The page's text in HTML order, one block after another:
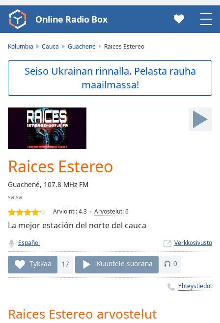
Video
Player
Skip
Current
Loaded:
0.00%
Stream
Type
LIVE
live,
currently
behind
LIVE
Remaining
Online Radio Box
Kolumbia Cauca Guachené Raices Estereo
Seiso Ukrainan rinnalla. Pelasta rauha
maailmassa!
Raices Estereo
Guachené, 107.8 MHz FM
salsa
Arviointi:4.3 Arvostelut:6
La mejor estación del norte del cauca
Español Verkkosivusto
Tykkää 17 Kuuntele suorana 0
Yhteystiedot
Raices Estereo arvostelut